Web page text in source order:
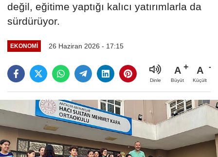
değil, eğitime yaptığı kalıcı yatırımlarla da
sürdürüyor.
EKONOMİ 26 Haziran 2026 - 17:15
Dinle
A
Büyüt
A
Küçült